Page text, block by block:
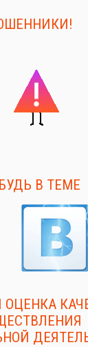
В ТЕМЕ